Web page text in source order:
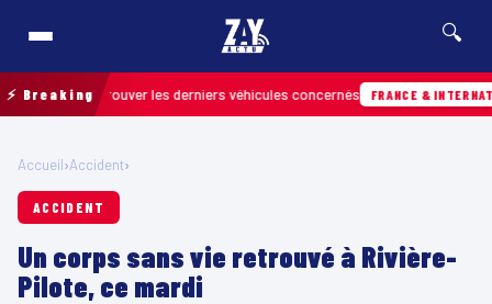
🔍
⚡ Breaking
pour retrouver les derniers véhicules concernés FRANCE & INTERNATIONALE
Accueil›Accident›
ACCIDENT
Un corps sans vie retrouvé à Rivière-
Pilote, ce mardi